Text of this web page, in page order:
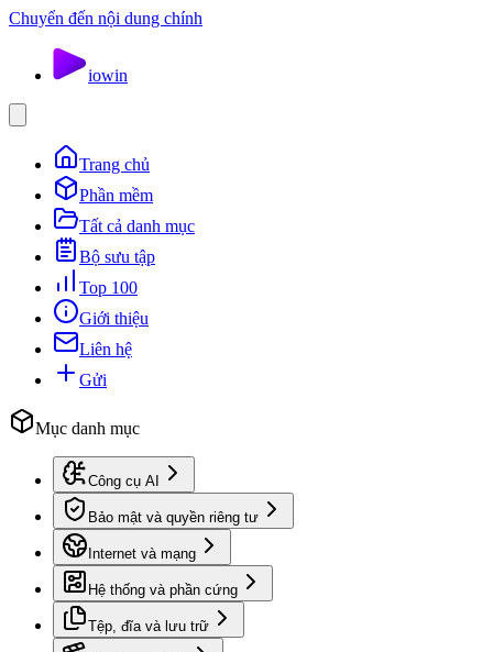
Chuyển đến nội dung chính
iowin
Trang chủ
Phần mềm
Tất cả danh mục
Bộ sưu tập
Top 100
Giới thiệu
Liên hệ
Gửi
Mục danh mục
Công cụ AI
Bảo mật và quyền riêng tư
Internet và mạng
Hệ thống và phần cứng
Tệp, đĩa và lưu trữ